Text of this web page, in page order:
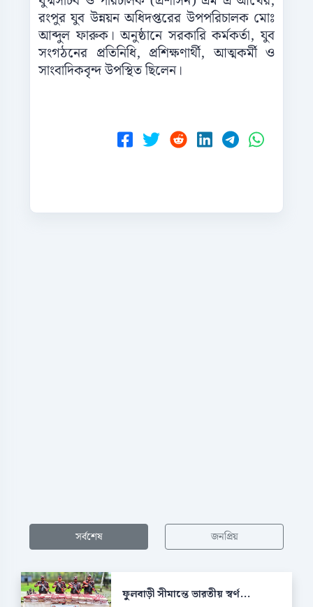
রংপুর যুব উন্নয়ন অধিদপ্তরের উপপরিচালক মোঃ
আব্দুল ফারুক। অনুষ্ঠানে সরকারি কর্মকর্তা, যুব
সংগঠনের প্রতিনিধি, প্রশিক্ষণার্থী, আত্মকর্মী ও
সাংবাদিকবৃন্দ উপস্থিত ছিলেন।
সর্বশেষ জনপ্রিয়
ফুলবাড়ী সীমান্তে ভারতীয় স্বর্ণ...